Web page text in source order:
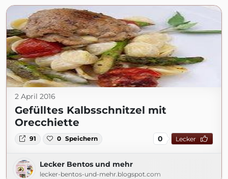
2 April 2016
Gefülltes Kalbsschnitzel mit
Orecchiette
91 0 Speichern 0 Lecker
Lecker Bentos und mehr
lecker-bentos-und-mehr.blogspot.com